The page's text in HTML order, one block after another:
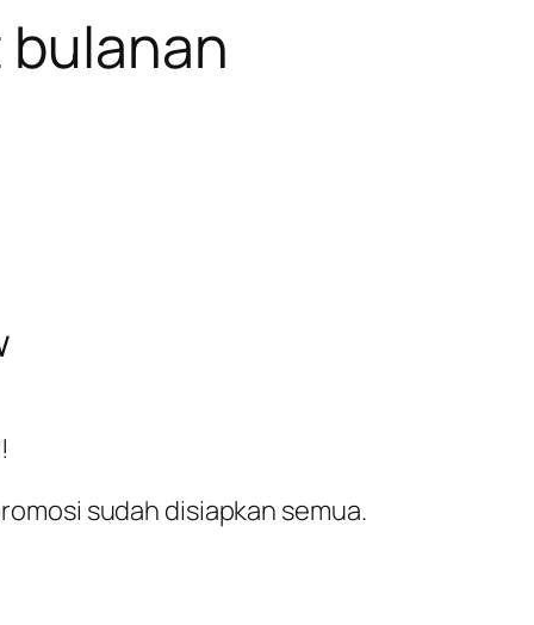
sudah disiapkan semua.